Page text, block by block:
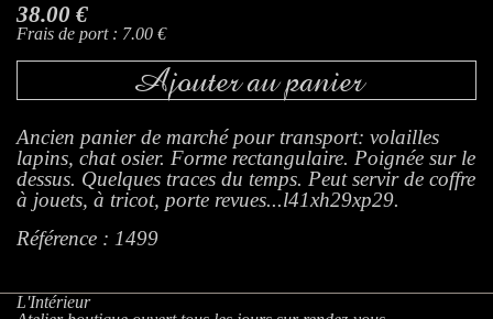
38.00 €
Frais de port : 7.00 €
Ajouter au panier
Ancien panier de marché pour transport: volailles
lapins, chat osier. Forme rectangulaire. Poignée sur le
dessus. Quelques traces du temps. Peut servir de coffre
à jouets, à tricot, porte revues...l41xh29xp29.
Référence : 1499
L'Intérieur